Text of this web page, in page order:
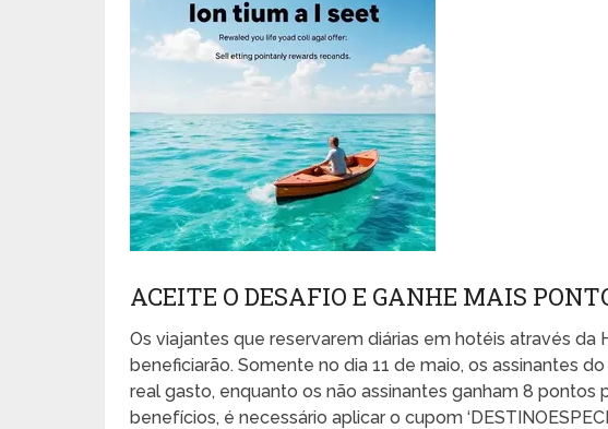
ACEITE O DESAFIO E GANHE MAIS
Os viajantes que reservarem diárias em hotéis através
beneficiarão. Somente no dia 11 de maio, os assinantes
real gasto, enquanto os não assinantes ganham 8 pontos
benefícios, é necessário aplicar o cupom